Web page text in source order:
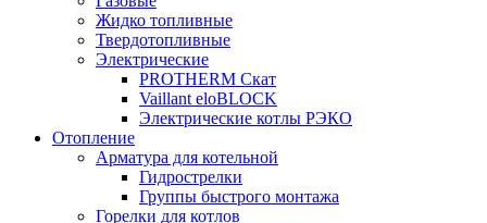
Жидко топливные
Твердотопливные
Электрические
PROTHERM Скат
Vaillant eloBLOCK
Электрические котлы РЭКО
Отопление
Арматура для котельной
Гидрострелки
Группы быстрого монтажа
Горелки для котлов